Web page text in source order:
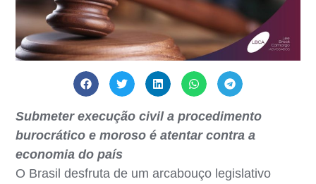
Submeter execução civil a procedimento
burocrático e moroso é atentar contra a
economia do país
O Brasil desfruta de um arcabouço legislativo